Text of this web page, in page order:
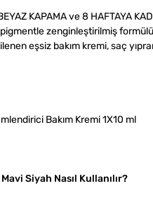
KAPAMA ve 8 HAFTAYA
zenginleştirilmiş
eşsiz bakım kremi, saç
Bakım Kremi 1X10 ml
Siyah Nasıl Kullanılır?